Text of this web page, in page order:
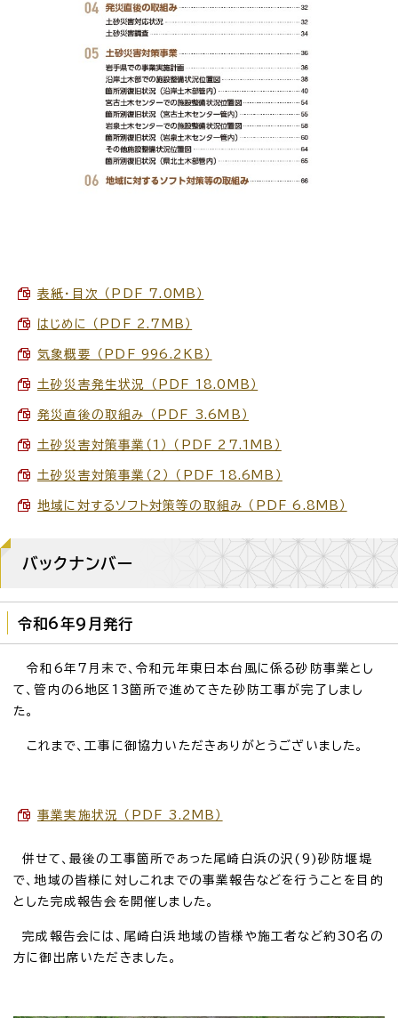
表紙・目次 （PDF 7.0MB）
はじめに （PDF 2.7MB）
気象概要 （PDF 996.2KB）
土砂災害発生状況 （PDF 18.0MB）
発災直後の取組み （PDF 3.6MB）
土砂災害対策事業（1） （PDF 27.1MB）
土砂災害対策事業（2） （PDF 18.6MB）
地域に対するソフト対策等の取組み （PDF 6.8MB）
バックナンバー
令和6年9月発行
令和6年7月末で、令和元年東日本台風に係る砂防事業とし
て、管内の6地区13箇所で進めてきた砂防工事が完了しまし
た。
これまで、工事に御協力いただきありがとうございました。
事業実施状況 （PDF 3.2MB）
併せて、最後の工事箇所であった尾崎白浜の沢(9)砂防堰堤
で、地域の皆様に対しこれまでの事業報告などを行うことを目的
とした完成報告会を開催しました。
完成報告会には、尾崎白浜地域の皆様や施工者など約30名の
方に御出席いただきました。